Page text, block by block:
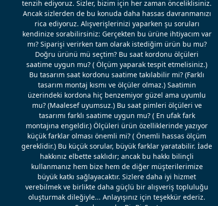
tenzih ediyoruz. Sizler, bizim için her zaman önceliklisiniz.
Ancak sizlerden de bu konuda daha hassas davranmanızı
rica ediyoruz. Alışverişlerinizi yaparken şu soruları
kendinize sorabilirsiniz: Gerçekten bu ürüne ihtiyacım var
mı? Siparişi verirken tam olarak istediğim ürün bu mu?
Doğru ürünü mü seçtim? Bu saat kordonu ölçüleri
saatime uygun mu? ( Ölçüm yaparak tespit etmelisiniz.)
Bu tasarım saat kordonu saatime takılabilir mi? (Farklı
tasarım montaj kısmı ve ölçüler olmaz.) Saatimin
üzerindeki kordona hiç benzemiyor güzel ama uyumlu
mu? (Maalesef uyumsuz.) Bu saat pimleri ölçüleri ve
tasarımı farklı saatime uygun mu? ( En ufak fark
montajına engeldir.) Ölçüleri ürün özelliklerinde yazıyor
küçük farklar olması önemli mi? ( Önemli hassas ölçüm
gereklidir.) Bu küçük sorular, büyük farklar yaratabilir. İade
hakkınız elbette saklıdır; ancak bu hakkı bilinçli
kullanmanız hem bize hem de diğer müşterilerimize
büyük katkı sağlayacaktır. Sizlere daha iyi hizmet
verebilmek ve birlikte daha güçlü bir alışveriş topluluğu
oluşturmak dileğiyle... Anlayışınız için teşekkür ederiz.